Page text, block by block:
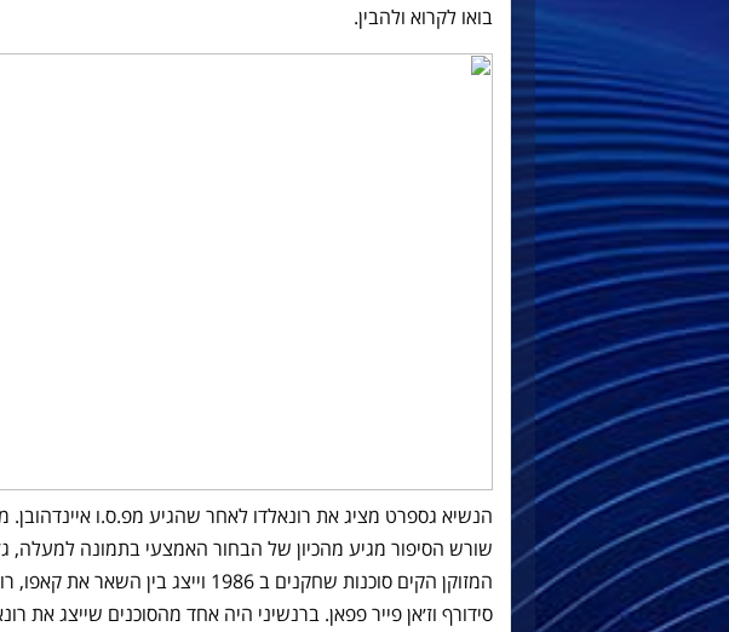
בואו לקרוא ולהבין.
הנשיא גספרט מציג את רונאלדו לאחר שהגיע מפ.ס.ו איינדהובן.
שורש הסיפור מגיע מהכיון של הבחור האמצעי בתמונה למעלה,
המזוקן הקים סוכנות שחקנים ב 1986 וייצג בין
סידורף וז׳אן פייר פפאן. ברנשיני היה אחד מהסוכנים שייצג את